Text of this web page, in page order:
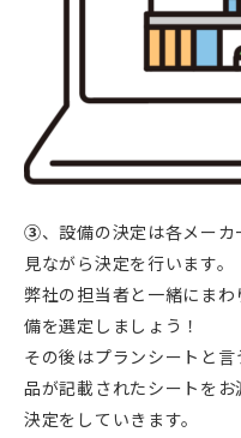
③、設備の決定は各メー
見ながら決定を行います。
弊社の担当者と一緒にま
備を選定しましょう！
その後はプランシートと
品が記載されたシートを
決定をしていきます。